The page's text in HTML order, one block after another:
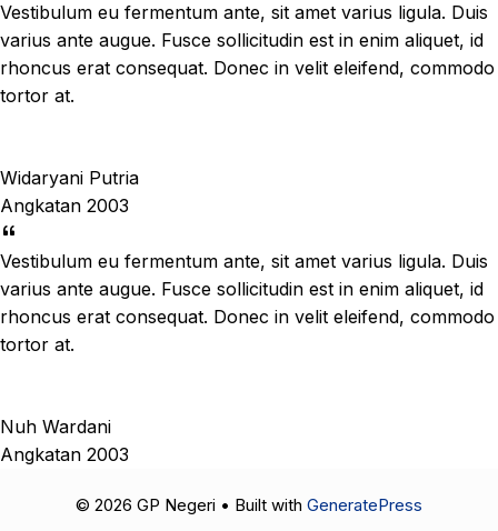
Vestibulum eu fermentum ante, sit amet varius ligula. Duis
varius ante augue. Fusce sollicitudin est in enim aliquet, id
rhoncus erat consequat. Donec in velit eleifend, commodo
tortor at.
Widaryani Putria
Angkatan 2003
Vestibulum eu fermentum ante, sit amet varius ligula. Duis
varius ante augue. Fusce sollicitudin est in enim aliquet, id
rhoncus erat consequat. Donec in velit eleifend, commodo
tortor at.
Nuh Wardani
Angkatan 2003
© 2026 GP Negeri • Built with GeneratePress